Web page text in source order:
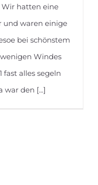
hatten eine
und waren einige
bei schönstem
Windes
fast alles segeln
war den [...]